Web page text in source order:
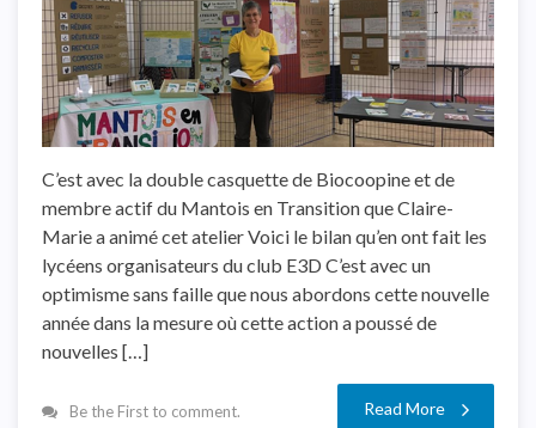
C’est avec la double casquette de Biocoopine et de
membre actif du Mantois en Transition que Claire-
Marie a animé cet atelier Voici le bilan qu’en ont fait les
lycéens organisateurs du club E3D C’est avec un
optimisme sans faille que nous abordons cette nouvelle
année dans la mesure où cette action a poussé de
nouvelles […]
Be the First to comment. Read More